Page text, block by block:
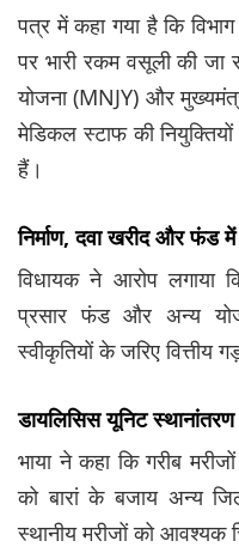
पत्र में कहा गया है कि विभाग
पर भारी रकम वसूली की
योजना (MNJY) और
मेडिकल स्टाफ की
हैं।
निर्माण, दवा खरीद और फंड
विधायक ने आरोप लगाया
प्रसार फंड और अन्य
स्वीकृतियों के जरिए वित्तीय
डायलिसिस यूनिट
भाया ने कहा कि गरीब
को बारां के बजाय अन्य
स्थानीय मरीजों को आवश्यक